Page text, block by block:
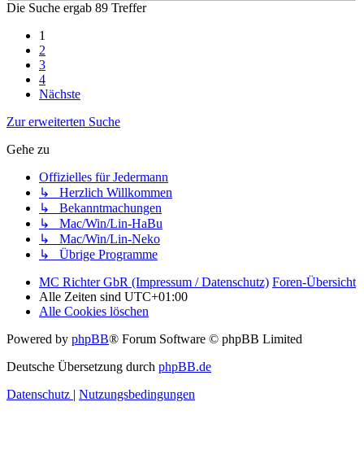
Die Suche ergab 89 Treffer
1
2
3
4
Nächste
Zur erweiterten Suche
Gehe zu
Offizielles für Jedermann
↳ Herzlich Willkommen
↳ Bekanntmachungen
↳ Mac/Win/Lin-HaBu
↳ Mac/Win/Lin-Neko
↳ Übrige Programme
MC Richter GbR (Impressum / Datenschutz) Foren-Übersicht
Alle Zeiten sind UTC+01:00
Alle Cookies löschen
Powered by phpBB® Forum Software © phpBB Limited
Deutsche Übersetzung durch phpBB.de
Datenschutz
Nutzungsbedingungen